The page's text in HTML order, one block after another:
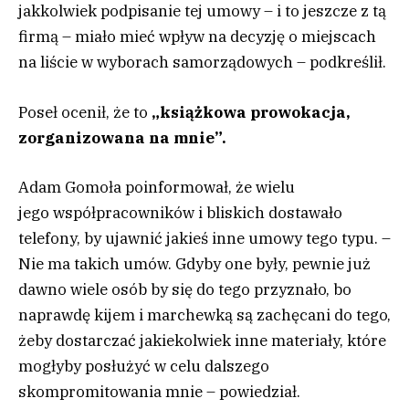
jakkolwiek podpisanie tej umowy – i to jeszcze z tą
firmą – miało mieć wpływ na decyzję o miejscach
na liście w wyborach samorządowych – podkreślił.
Poseł ocenił, że to „książkowa prowokacja,
zorganizowana na mnie”.
Adam Gomoła poinformował, że wielu
jego współpracowników i bliskich dostawało
telefony, by ujawnić jakieś inne umowy tego typu. –
Nie ma takich umów. Gdyby one były, pewnie już
dawno wiele osób by się do tego przyznało, bo
naprawdę kijem i marchewką są zachęcani do tego,
żeby dostarczać jakiekolwiek inne materiały, które
mogłyby posłużyć w celu dalszego
skompromitowania mnie – powiedział.